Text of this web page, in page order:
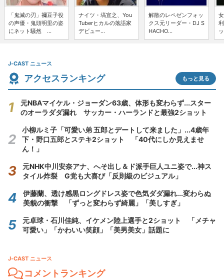
「鬼滅の刃」禰豆子役
の声優・鬼頭明里の姿
にネット騒然 ...
ナイツ・塙宣之、You
Tuberヒカルの落語家
デビュー...
解散のレペゼンフォッ
クス元リーダー・DJ S
HACHO...
J-CAST ニュース
アクセスランキング もっと見る
元NBAマイケル・ジョーダン63歳、体形も変わらず...スター
のオーラダダ漏れ サッカー・ハーランドと最強2ショット
小柳ルミ子「可愛い弟 五郎とデートして来ました」...4歳年
下・野口五郎とステキ2ショット 「40代にしか見えませ
ん！」
元NHK中川安奈アナ、へそ出し＆ド派手巨人ユニ姿で...神ス
タイル炸裂 G党も大喜び「反則級のビジュアル」
伊藤蘭、透け感黒ロングドレス姿で色気ダダ漏れ...変わらぬ
美貌の衝撃 「ずっと変わらず綺麗」「美しすぎ」
元卓球・石川佳純、イケメン陸上選手と2ショット 「メチャ
可愛い」「かわいい笑顔」「美男美女」話題に
J-CAST ニュース
コメントランキング